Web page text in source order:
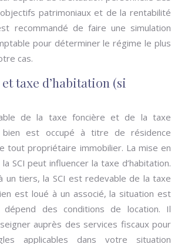
patrimoniaux et de la rentabilité
recommandé de faire une simulation
pour déterminer le régime le plus
cas.
taxe d’habitation (si
de la taxe foncière et de la taxe
bien est occupé à titre de résidence
tout propriétaire immobilier. La mise en
SCI peut influencer la taxe d’habitation.
un tiers, la SCI est redevable de la taxe
est loué à un associé, la situation est
des conditions de location. Il
auprès des services fiscaux pour
applicables dans votre situation